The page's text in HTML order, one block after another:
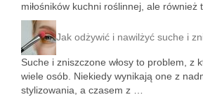
miłośników kuchni roślinnej, ale
Jak odżywić i nawilżyć suche i
Suche i zniszczone włosy to problem, z
wiele osób. Niekiedy wynikają one z
stylizowania, a czasem z …